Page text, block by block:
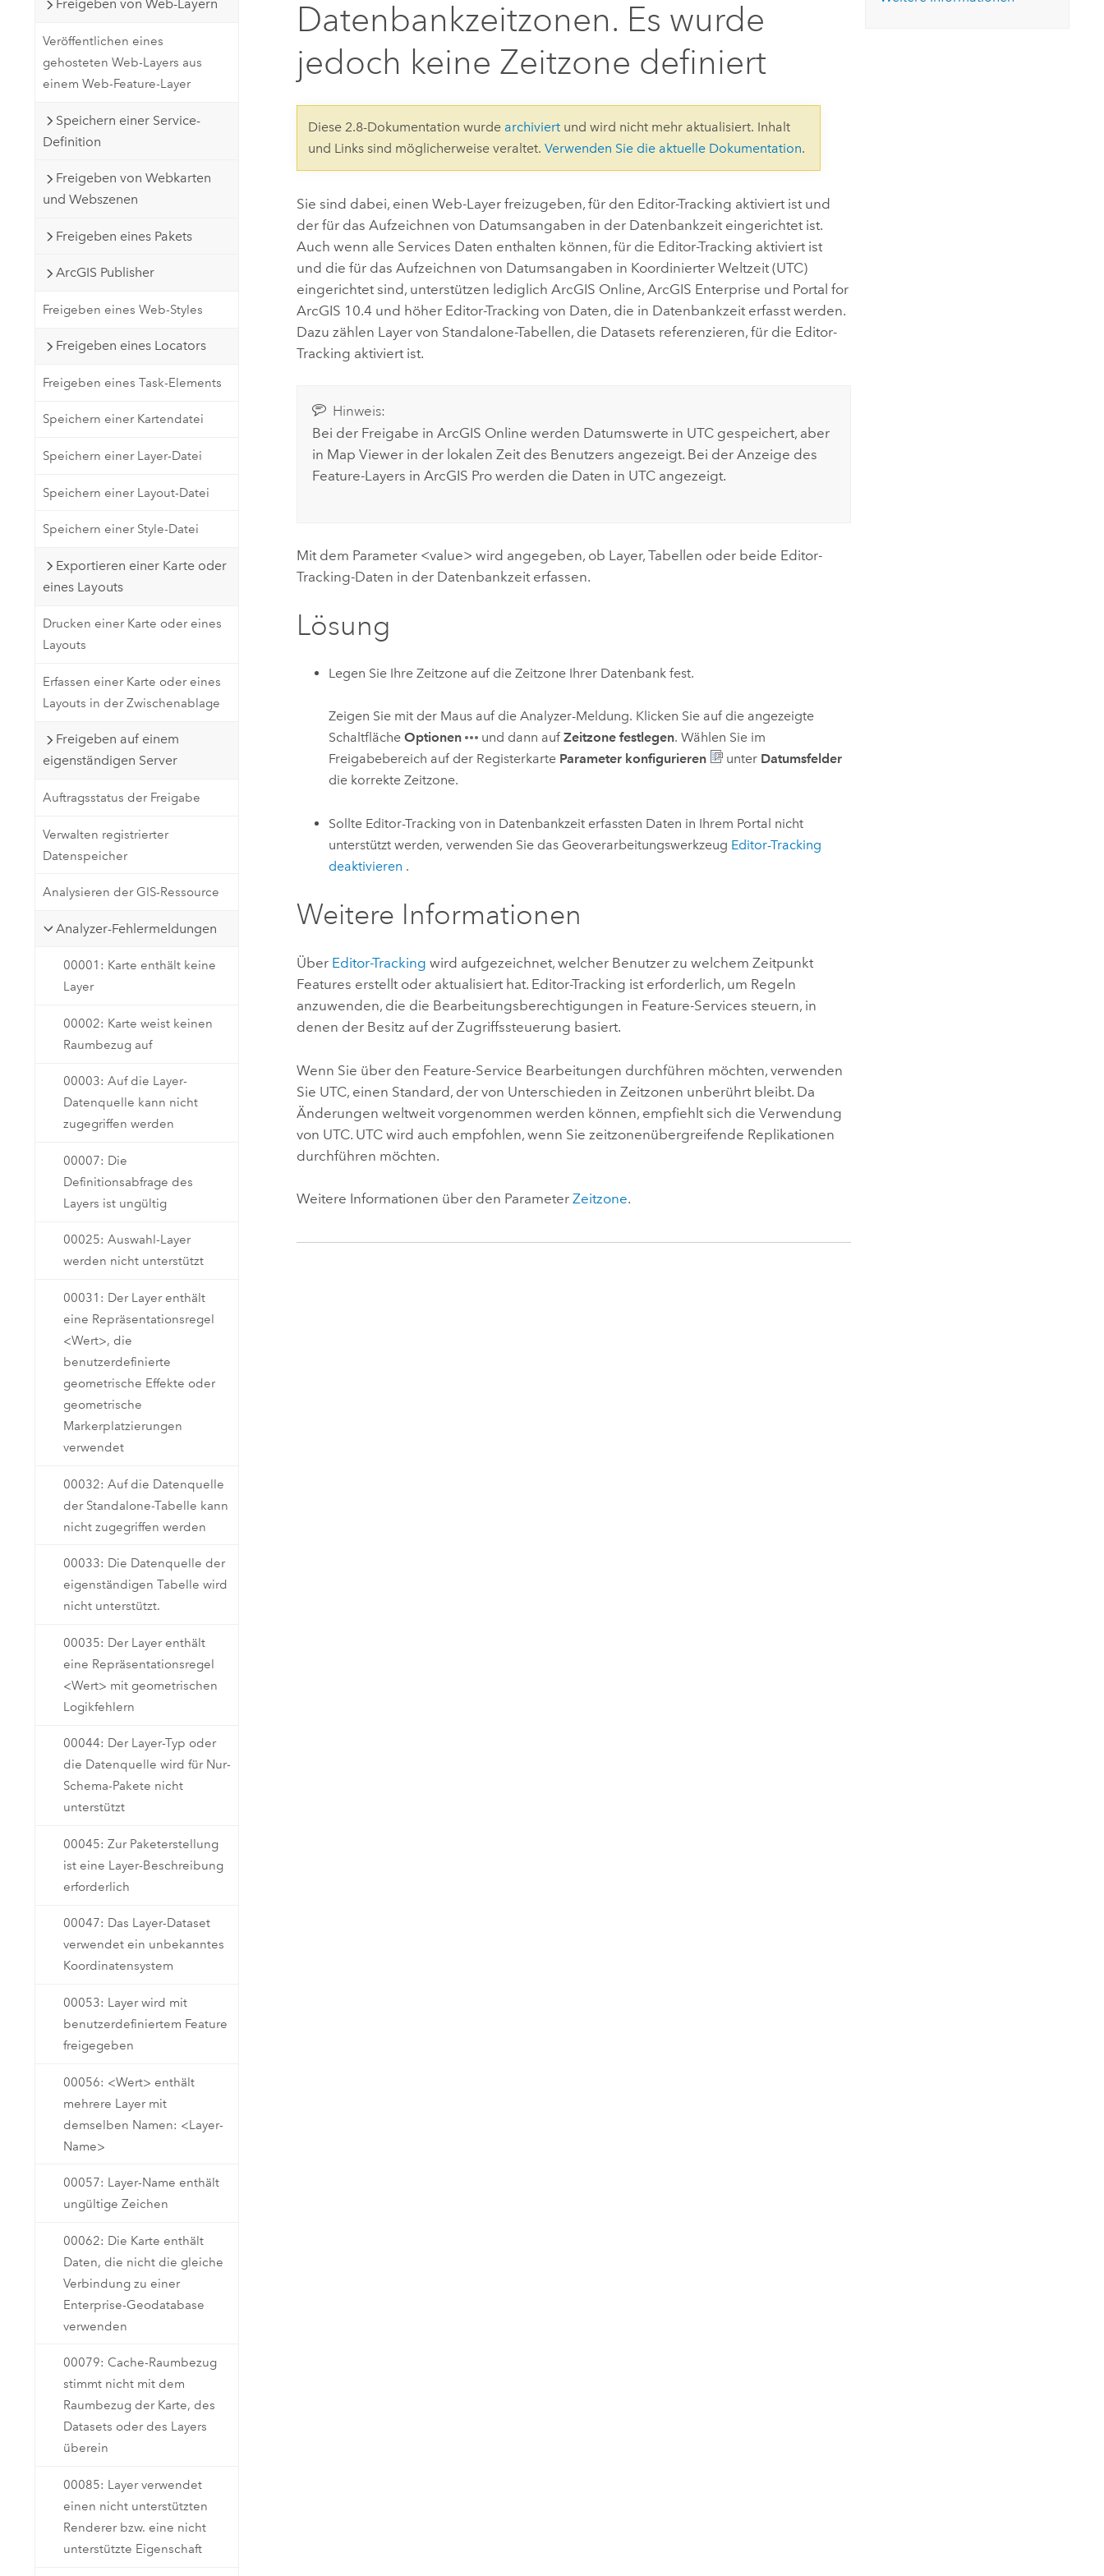
Erstellen Sie Anwendungen für
die Kartenerstellung und
räumliche Analyse
aktivieren Sie eine kostenfreie Testversion.
Natürliche Ressourcen
Alle Branchen
Umgebungen.
Infrastrukturmanagement erkunden
Geoinformationen
Freigeben von Web-Layern
Veröffentlichen eines
gehosteten Web-Layers aus
einem Web-Feature-Layer
Speichern einer Service-
Definition
Freigeben von Webkarten
und Webszenen
Freigeben eines Pakets
ArcGIS Publisher
Freigeben eines Web-Styles
Freigeben eines Locators
Freigeben eines Task-Elements
Speichern einer Kartendatei
Speichern einer Layer-Datei
Speichern einer Layout-Datei
Speichern einer Style-Datei
Exportieren einer Karte oder
eines Layouts
Drucken einer Karte oder eines
Layouts
Erfassen einer Karte oder eines
Layouts in der Zwischenablage
Freigeben auf einem
eigenständigen Server
Auftragsstatus der Freigabe
Verwalten registrierter
Datenspeicher
Analysieren der GIS-Ressource
Analyzer-Fehlermeldungen
00001: Karte enthält keine
Layer
00002: Karte weist keinen
Raumbezug auf
00003: Auf die Layer-
Datenquelle kann nicht
zugegriffen werden
00007: Die
Definitionsabfrage des
Layers ist ungültig
00025: Auswahl-Layer
werden nicht unterstützt
00031: Der Layer enthält
eine Repräsentationsregel
<Wert>, die
benutzerdefinierte
geometrische Effekte oder
geometrische
Markerplatzierungen
verwendet
00032: Auf die Datenquelle
der Standalone-Tabelle kann
nicht zugegriffen werden
00033: Die Datenquelle der
eigenständigen Tabelle wird
nicht unterstützt.
00035: Der Layer enthält
eine Repräsentationsregel
<Wert> mit geometrischen
Logikfehlern
00044: Der Layer-Typ oder
die Datenquelle wird für Nur-
Schema-Pakete nicht
unterstützt
00045: Zur Paketerstellung
ist eine Layer-Beschreibung
erforderlich
00047: Das Layer-Dataset
verwendet ein unbekanntes
Koordinatensystem
00053: Layer wird mit
benutzerdefiniertem Feature
freigegeben
00056: <Wert> enthält
mehrere Layer mit
demselben Namen: <Layer-
Name>
00057: Layer-Name enthält
ungültige Zeichen
00062: Die Karte enthält
Daten, die nicht die gleiche
Verbindung zu einer
Enterprise-Geodatabase
verwenden
00079: Cache-Raumbezug
stimmt nicht mit dem
Raumbezug der Karte, des
Datasets oder des Layers
überein
00085: Layer verwendet
einen nicht unterstützten
Renderer bzw. eine nicht
unterstützte Eigenschaft
Datenbankzeitzonen. Es wurde
jedoch keine Zeitzone definiert
Diese 2.8-Dokumentation wurde archiviert und wird nicht mehr aktualisiert. Inhalt
und Links sind möglicherweise veraltet.Verwenden Sie die aktuelle Dokumentation.
Sie sind dabei, einen Web-Layer freizugeben, für den Editor-Tracking aktiviert ist und
der für das Aufzeichnen von Datumsangaben in der Datenbankzeit eingerichtet ist.
Auch wenn alle Services Daten enthalten können, für die Editor-Tracking aktiviert ist
und die für das Aufzeichnen von Datumsangaben in Koordinierter Weltzeit (UTC)
eingerichtet sind, unterstützen lediglichArcGIS Online,ArcGIS Enterprise und Portal for
ArcGIS 10.4 und höher Editor-Tracking von Daten, die in Datenbankzeit erfasst werden.
Dazu zählen Layer von Standalone-Tabellen, die Datasets referenzieren, für die Editor-
Tracking aktiviert ist.
Hinweis:
Bei der Freigabe in ArcGIS Online werden Datumswerte in UTC gespeichert, aber
in Map Viewerin der lokalen Zeit des Benutzers angezeigt. Bei der Anzeige des
Feature-Layers in ArcGIS Prowerden die Daten in UTC angezeigt.
Mit dem Parameter <value> wird angegeben, ob Layer, Tabellen oder beide Editor-
Tracking-Daten in der Datenbankzeit erfassen.
Lösung
Legen Sie Ihre Zeitzone auf die Zeitzone Ihrer Datenbank fest.
Zeigen Sie mit der Maus auf die Analyzer-Meldung. Klicken Sie auf die angezeigte
Schaltfläche Optionen und dann auf Zeitzone festlegen. Wählen Sie im
Freigabebereich auf der Registerkarte Parameter konfigurieren unter Datumsfelder
die korrekte Zeitzone.
Sollte Editor-Tracking von in Datenbankzeit erfassten Daten in Ihrem Portal nicht
unterstützt werden, verwenden Sie das Geoverarbeitungswerkzeug Editor-Tracking
deaktivieren .
Weitere Informationen
Über Editor-Tracking wird aufgezeichnet, welcher Benutzer zu welchem Zeitpunkt
Features erstellt oder aktualisiert hat. Editor-Tracking ist erforderlich, um Regeln
anzuwenden, die die Bearbeitungsberechtigungen in Feature-Services steuern, in
denen der Besitz auf der Zugriffssteuerung basiert.
Wenn Sie über den Feature-Service Bearbeitungen durchführen möchten, verwenden
Sie UTC, einen Standard, der von Unterschieden in Zeitzonen unberührt bleibt. Da
Änderungen weltweit vorgenommen werden können, empfiehlt sich die Verwendung
von UTC. UTC wird auch empfohlen, wenn Sie zeitzonenübergreifende Replikationen
durchführen möchten.
Weitere Informationen über den ParameterZeitzone.